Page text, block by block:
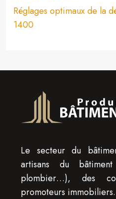
Réglages optimaux de la
1400
Le secteur du
artisans du
plombier…), des
promoteurs immobiliers.